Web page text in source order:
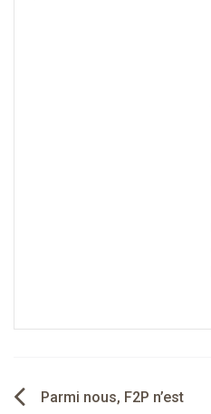
Navigation
Parmi nous, F2P n’est